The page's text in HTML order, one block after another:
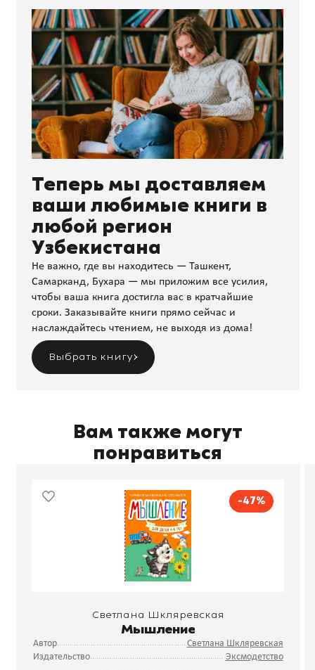
Теперь мы доставляем
ваши любимые книги в
любой регион
Узбекистана
Не важно, где вы находитесь — Ташкент,
Самарканд, Бухара — мы приложим все усилия,
чтобы ваша книга достигла вас в кратчайшие
сроки. Заказывайте книги прямо сейчас и
наслаждайтесь чтением, не выходя из дома!
Выбрать книгу
Вам также могут
понравиться
-47%
Светлана Шкляревская
Мышление
Автор
Светлана Шкляревская
Издательство
Эксмодетство